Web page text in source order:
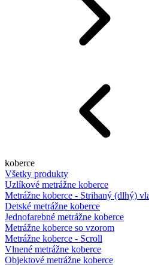
koberce
Všetky produkty
Uzlíkové metrážne koberce
Metrážne koberce - Strihaný (dlhý)
Detské metrážne koberce
Jednofarebné metrážne koberce
Metrážne koberce so vzorom
Metrážne koberce - Scroll
Vlnené metrážne koberce
Objektové metrážne koberce